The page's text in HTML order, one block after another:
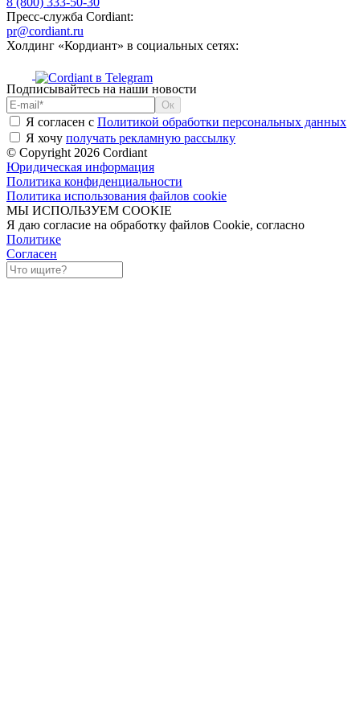
Пресс-служба Cordiant:
pr@cordiant.ru
Холдинг «Кордиант» в социальных сетях:
Подписывайтесь на наши новости
Я согласен с Политикой обработки персональных данных
Я хочу получать рекламную рассылку
© Copyright 2026 Cordiant
Юридическая информация
Политика конфиденциальности
Политика использования файлов cookie
МЫ ИСПОЛЬЗУЕМ COOKIE
Я даю согласие на обработку файлов Cookie, согласно
Политике
Согласен